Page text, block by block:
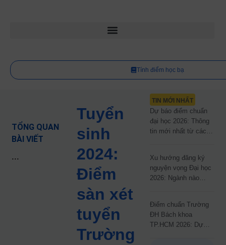
Tính điểm học bạ
TỔNG QUAN
BÀI VIẾT
...
Tuyển
sinh
2024:
Điểm
sàn xét
tuyển
Trường
TIN MỚI NHẤT
Dự báo điểm chuẩn
đại học 2026: Thông
tin mới nhất từ các
Xu hướng đăng ký
nguyện vọng Đại học
2026: Ngành nào
Điểm chuẩn Trường
ĐH Bách khoa
TP.HCM 2026: Dự